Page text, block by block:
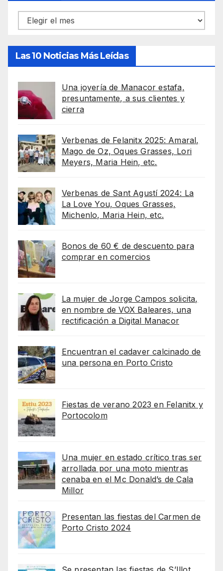
Archivos
Las 10 Noticias Más Leídas
Una joyería de Manacor estafa,
presuntamente, a sus clientes y
cierra
Verbenas de Felanitx 2025: Amaral,
Mago de Oz, Oques Grasses, Lori
Meyers, Maria Hein, etc.
Verbenas de Sant Agustí 2024: La
La Love You, Oques Grasses,
Michenlo, Maria Hein, etc.
Bonos de 60 € de descuento para
comprar en comercios
La mujer de Jorge Campos solicita,
en nombre de VOX Baleares, una
rectificación a Digital Manacor
Encuentran el cadaver calcinado de
una persona en Porto Cristo
Fiestas de verano 2023 en Felanitx y
Portocolom
Una mujer en estado crítico tras ser
arrollada por una moto mientras
cenaba en el Mc Donald’s de Cala
Millor
Presentan las fiestas del Carmen de
Porto Cristo 2024